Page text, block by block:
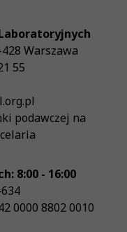
Warszawa
55
podawczej na
8:00 - 16:00
0000 8802 0010